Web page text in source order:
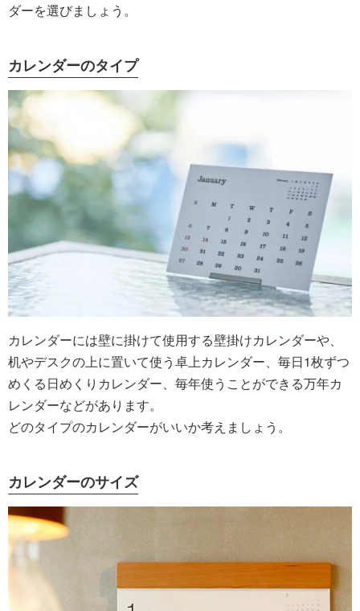
ダーを選びましょう。
カレンダーのタイプ
カレンダーには壁に掛けて使用する壁掛けカレンダーや、
机やデスクの上に置いて使う卓上カレンダー、毎日1枚ずつ
めくる日めくりカレンダー、毎年使うことができる万年カ
レンダーなどがあります。
どのタイプのカレンダーがいいか考えましょう。
カレンダーのサイズ